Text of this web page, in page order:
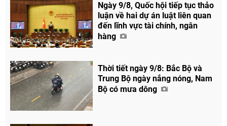
Ngày 9/8, Quốc hội tiếp tục thảo
luận về hai dự án luật liên quan
đến lĩnh vực tài chính, ngân
hàng
Thời tiết ngày 9/8: Bắc Bộ và
Trung Bộ ngày nắng nóng, Nam
Bộ có mưa dông